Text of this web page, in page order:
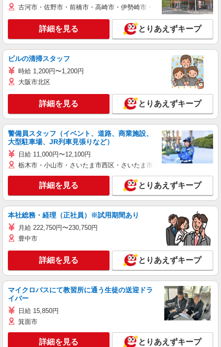
古河市・佐野市・前橋市・高崎市・伊勢崎市・太田市・館林市・藤
詳細を見る とりあえずキープ
ビルの清掃スタッフ
時給 1,200円〜1,200円
大阪市北区
詳細を見る とりあえずキープ
警備員スタッフ（イベント、道路、商業施設、
大型駐車場、JR列車見張りなど）
日給 11,000円〜12,100円
栃木市・小山市・さいたま市西区・さいたま市岩槻区・久喜市・蓮田
詳細を見る とりあえずキープ
本社総務・経理（正社員）※試用期間あり
月給 222,750円〜230,750円
豊中市
詳細を見る とりあえずキープ
マイクロバスにて教習所に通う生徒の送迎ドラ
イバー
日給 15,850円
箕面市
詳細を見る とりあえずキープ